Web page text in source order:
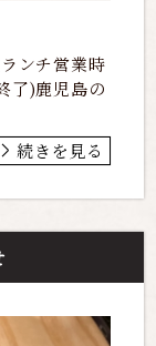
ンチ営業時
了)鹿児島の
続きを見る